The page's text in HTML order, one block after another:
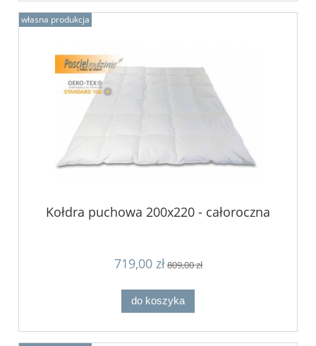
Kołdra puchowa 200x220 - całoroczna
719,00 zł809,00 zł
do koszyka
własna produkcja